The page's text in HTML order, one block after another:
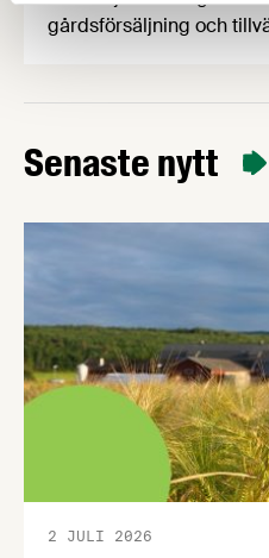
gårdsförsäljning och
hållbarhet och
Dagligvaruhandel. Så
Livsmedelsdagen som i
Senaste nytt
2 JULI 2026